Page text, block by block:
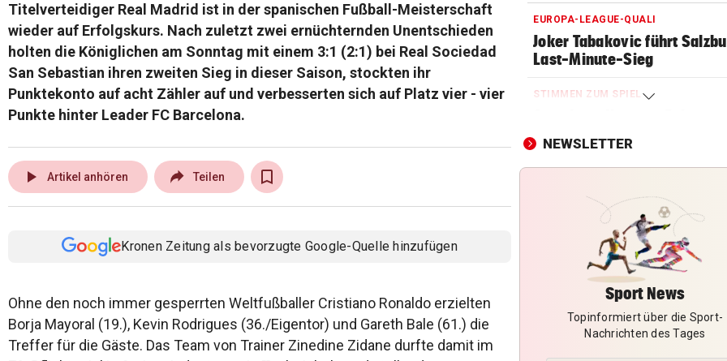
© Krone Multimedia GmbH & Co KG 2026
Muthgasse 2, 1190 Wien
Titelverteidiger Real Madrid ist in der spanischen Fußball-Meisterschaft
wieder auf Erfolgskurs. Nach zuletzt zwei ernüchternden Unentschieden
holten die Königlichen am Sonntag mit einem 3:1 (2:1) bei Real Sociedad
San Sebastian ihren zweiten Sieg in dieser Saison, stockten ihr
Punktekonto auf acht Zähler auf und verbesserten sich auf Platz vier - vier
Punkte hinter Leader FC Barcelona.
play_arrow Artikel anhören Teilen
Kronen Zeitung als bevorzugte Google-Quelle hinzufügen
Ohne den noch immer gesperrten Weltfußballer Cristiano Ronaldo erzielten
Borja Mayoral (19.), Kevin Rodrigues (36./Eigentor) und Gareth Bale (61.) die
Treffer für die Gäste. Das Team von Trainer Zinedine Zidane durfte damit im
EUROPA-LEAGUE-QUALI
Joker Tabakovic führt
Last-Minute-Sieg
STIMMEN ZUM SPIEL
superhappy nach Hause“
ORKAN, KEIN STROM & CO
häufen sich
WASSERSPRINGEN
Knoll bei EM Achter vom
Lotfi auf Rang 12!
SCHON NÄCHSTE SAISON
F1-Boss verrät: Es wird mehr
NEWSLETTER
Sport News
Topinformiert über die Sport-
Nachrichten des Tages